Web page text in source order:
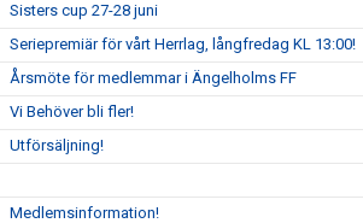
Sisters cup 27-28 juni
Seriepremiär för vårt Herrlag, långfredag KL 13:00!
Årsmöte för medlemmar i Ängelholms FF
Vi Behöver bli fler!
Utförsäljning!
Medlemsinformation!